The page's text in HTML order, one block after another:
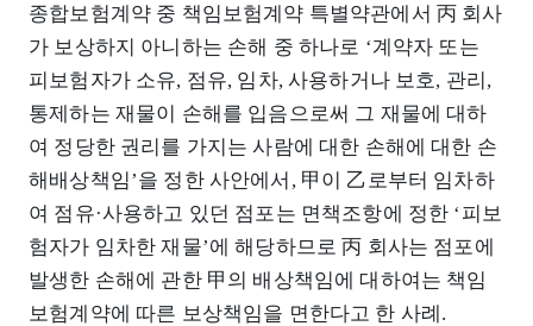
종합보험계약 중 책임보험계약 특별약관에서 丙 회사
가 보상하지 아니하는 손해 중 하나로 ‘계약자 또는
피보험자가 소유, 점유, 임차, 사용하거나 보호, 관리,
통제하는 재물이 손해를 입음으로써 그 재물에 대하
여 정당한 권리를 가지는 사람에 대한 손해에 대한 손
해배상책임’을 정한 사안에서, 甲이 乙로부터 임차하
여 점유·사용하고 있던 점포는 면책조항에 정한 ‘피보
험자가 임차한 재물’에 해당하므로 丙 회사는 점포에
발생한 손해에 관한 甲의 배상책임에 대하여는 책임
보험계약에 따른 보상책임을 면한다고 한 사례.